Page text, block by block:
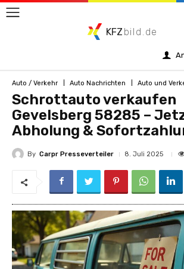
KFZ bild.de
Auto / Verkehr Auto Nachrichten Auto und
Schrottauto verkaufen
Gevelsberg 58285 –
Abholung &
By Carpr Presseverteiler 8. Juli 2025